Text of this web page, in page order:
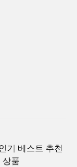
기 베스트 추천
상품